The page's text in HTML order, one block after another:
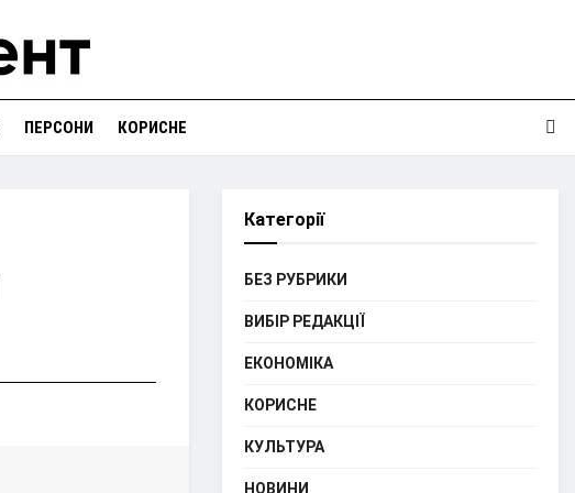
ПЕРСОНИ КОРИСНЕ
Категорії
БЕЗ РУБРИКИ
ВИБІР РЕДАКЦІЇ
ЕКОНОМІКА
КОРИСНЕ
КУЛЬТУРА
НОВИНИ